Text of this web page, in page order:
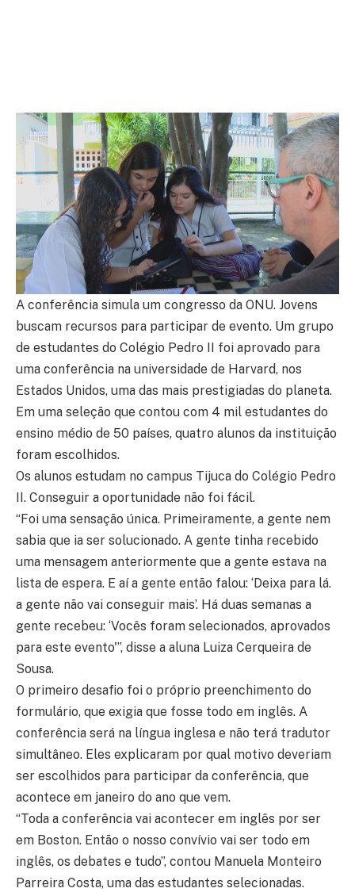
A conferência simula um congresso da ONU. Jovens
buscam recursos para participar de evento. Um grupo
de estudantes do Colégio Pedro II foi aprovado para
uma conferência na universidade de Harvard, nos
Estados Unidos, uma das mais prestigiadas do planeta.
Em uma seleção que contou com 4 mil estudantes do
ensino médio de 50 países, quatro alunos da instituição
foram escolhidos.
Os alunos estudam no campus Tijuca do Colégio Pedro
II. Conseguir a oportunidade não foi fácil.
“Foi uma sensação única. Primeiramente, a gente nem
sabia que ia ser solucionado. A gente tinha recebido
uma mensagem anteriormente que a gente estava na
lista de espera. E aí a gente então falou: ‘Deixa para lá.
a gente não vai conseguir mais’. Há duas semanas a
gente recebeu: ‘Vocês foram selecionados, aprovados
para este evento'”, disse a aluna Luiza Cerqueira de
Sousa.
O primeiro desafio foi o próprio preenchimento do
formulário, que exigia que fosse todo em inglês. A
conferência será na língua inglesa e não terá tradutor
simultâneo. Eles explicaram por qual motivo deveriam
ser escolhidos para participar da conferência, que
acontece em janeiro do ano que vem.
“Toda a conferência vai acontecer em inglês por ser
em Boston. Então o nosso convívio vai ser todo em
inglês, os debates e tudo”, contou Manuela Monteiro
Parreira Costa, uma das estudantes selecionadas.